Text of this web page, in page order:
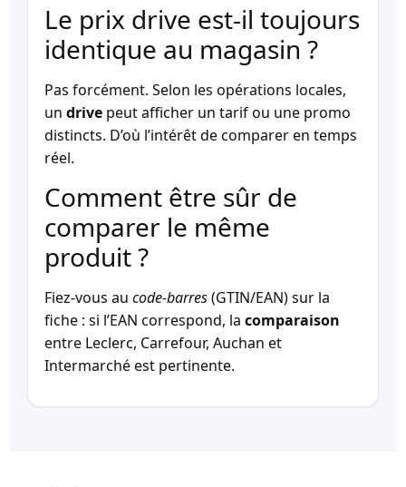
Le prix drive est-il toujours
identique au magasin ?
Pas forcément. Selon les opérations locales,
un drive peut afficher un tarif ou une promo
distincts. D’où l’intérêt de comparer en temps
réel.
Comment être sûr de
comparer le même
produit ?
Fiez-vous au code-barres(GTIN/EAN) sur la
fiche : si l’EAN correspond, la comparaison
entre Leclerc, Carrefour, Auchan et
Intermarché est pertinente.